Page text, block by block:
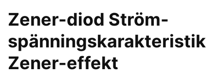
Zener-diod Ström-
spänningskarakteristik
Zener-effekt